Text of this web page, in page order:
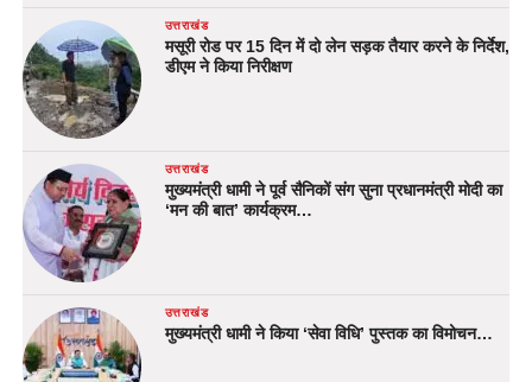
उत्तराखंड
मसूरी रोड पर 15 दिन में दो लेन सड़क तैयार करने के निर्देश,
डीएम ने किया निरीक्षण
उत्तराखंड
मुख्यमंत्री धामी ने पूर्व सैनिकों संग सुना प्रधानमंत्री मोदी का
‘मन की बात’ कार्यक्रम…
उत्तराखंड
मुख्यमंत्री धामी ने किया ‘सेवा विधि’ पुस्तक का विमोचन…